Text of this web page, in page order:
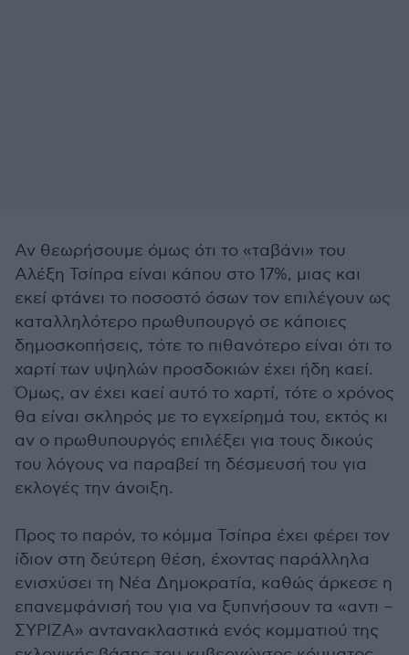
Αν θεωρήσουμε όμως ότι το «ταβάνι» του
Αλέξη Τσίπρα είναι κάπου στο 17%, μιας και
εκεί φτάνει το ποσοστό όσων τον επιλέγουν ως
καταλληλότερο πρωθυπουργό σε κάποιες
δημοσκοπήσεις, τότε το πιθανότερο είναι ότι το
χαρτί των υψηλών προσδοκιών έχει ήδη καεί.
Όμως, αν έχει καεί αυτό το χαρτί, τότε ο χρόνος
θα είναι σκληρός με το εγχείρημά του, εκτός κι
αν ο πρωθυπουργός επιλέξει για τους δικούς
του λόγους να παραβεί τη δέσμευσή του για
εκλογές την άνοιξη.
Προς το παρόν, το κόμμα Τσίπρα έχει φέρει τον
ίδιον στη δεύτερη θέση, έχοντας παράλληλα
ενισχύσει τη Νέα Δημοκρατία, καθώς άρκεσε η
επανεμφάνισή του για να ξυπνήσουν τα «αντι –
ΣΥΡΙΖΑ» αντανακλαστικά ενός κομματιού της